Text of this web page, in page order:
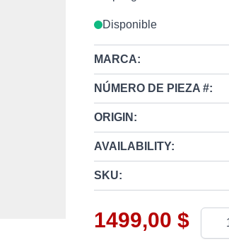
Disponible
MARCA:
NÚMERO DE PIEZA #:
ORIGIN:
AVAILABILITY:
SKU:
1499,00 $